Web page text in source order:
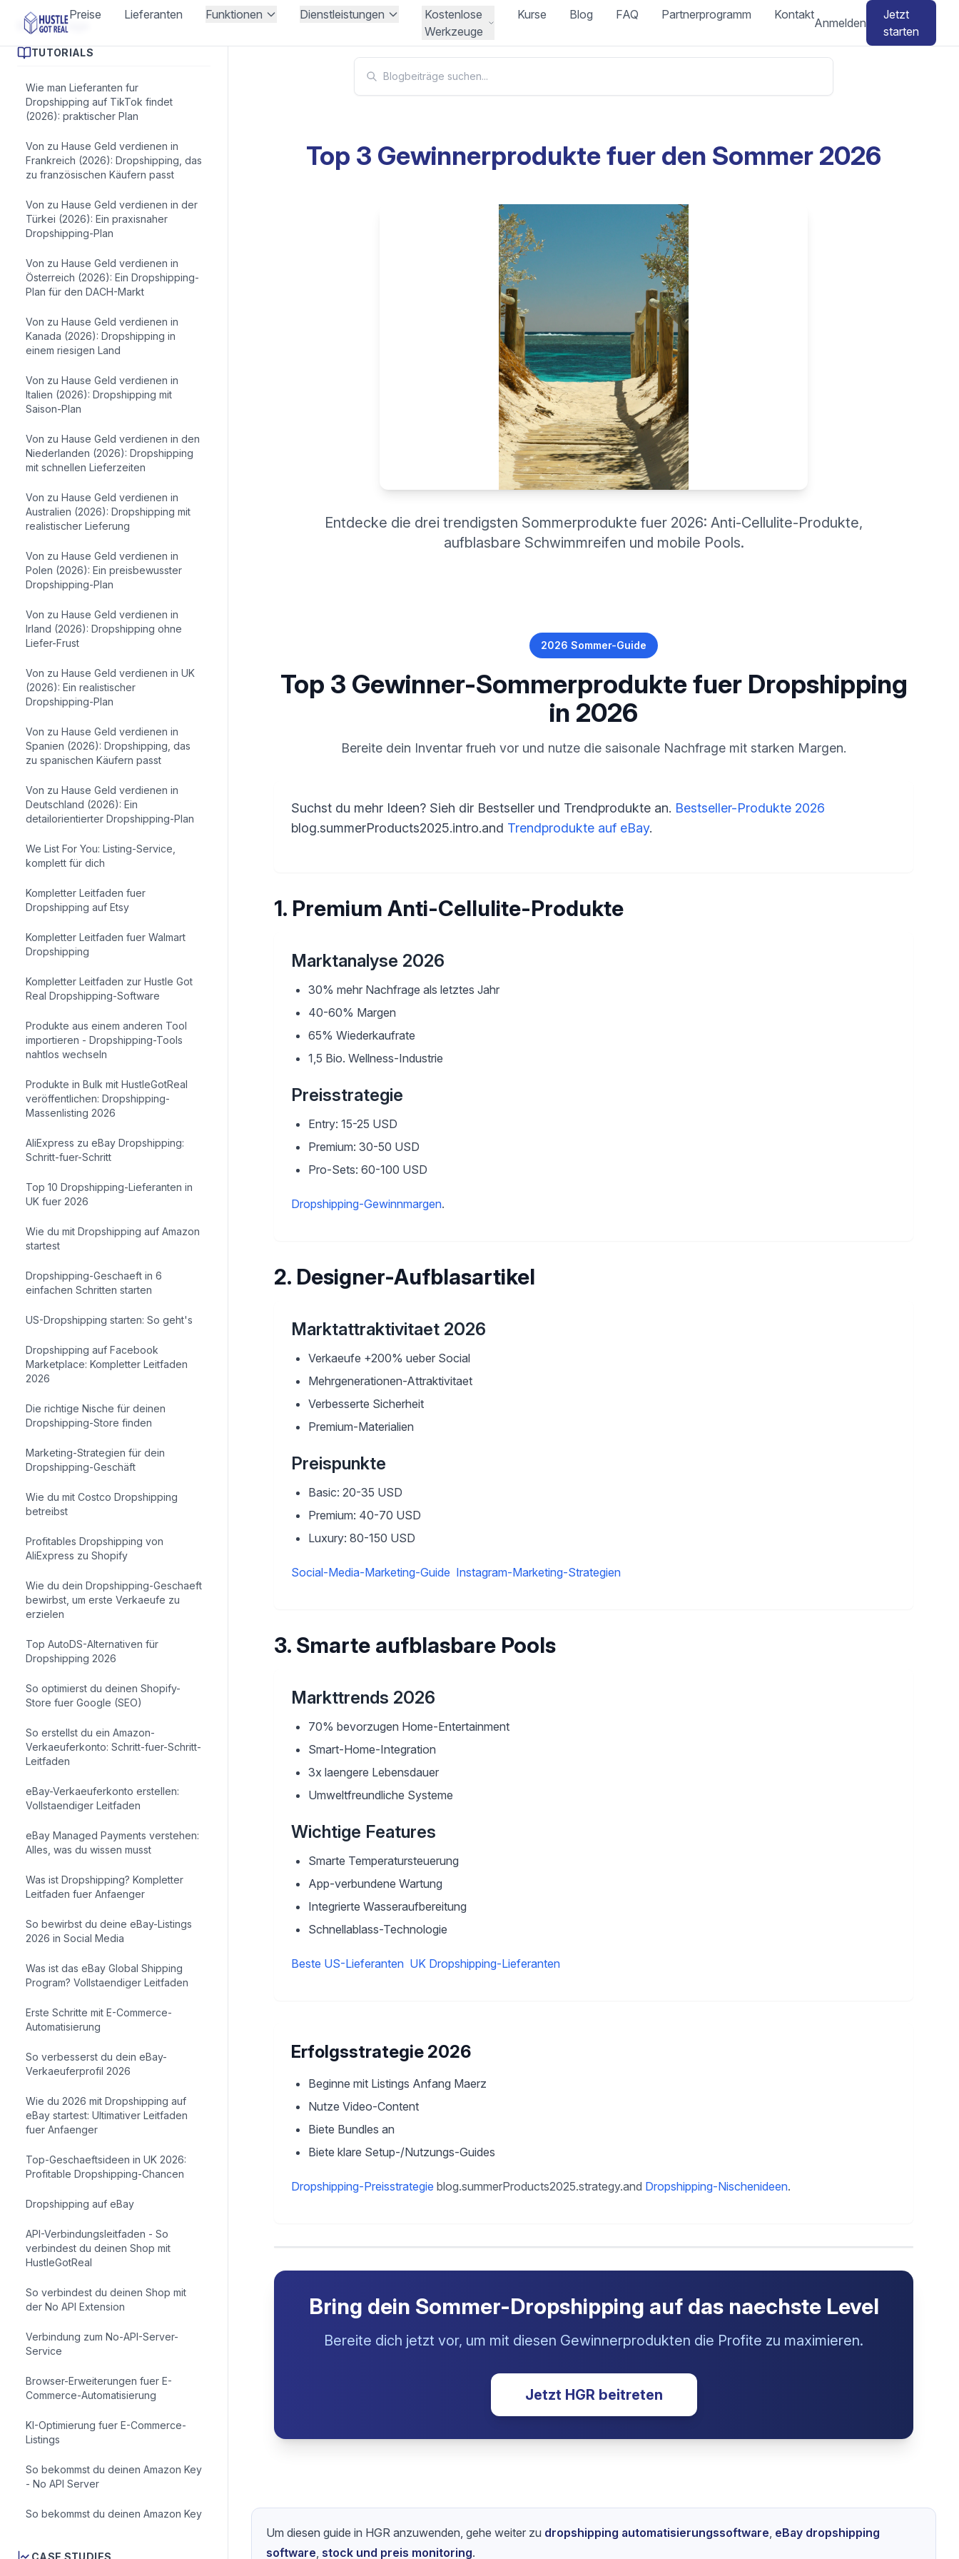
Preise Lieferanten Funktionen Dienstleistungen
Kostenlose
Werkzeuge
Kurse Blog FAQ Partnerprogramm Kontakt
Anmelden
Jetzt
starten
Blogbeiträge
TUTORIALS
Wie man Lieferanten fur
Dropshipping auf TikTok findet
(2026): praktischer Plan
Von zu Hause Geld verdienen in
Frankreich (2026): Dropshipping, das
zu französischen Käufern passt
Von zu Hause Geld verdienen in der
Türkei (2026): Ein praxisnaher
Dropshipping-Plan
Von zu Hause Geld verdienen in
Österreich (2026): Ein Dropshipping-
Plan für den DACH-Markt
Von zu Hause Geld verdienen in
Kanada (2026): Dropshipping in
einem riesigen Land
Von zu Hause Geld verdienen in
Italien (2026): Dropshipping mit
Saison-Plan
Von zu Hause Geld verdienen in den
Niederlanden (2026): Dropshipping
mit schnellen Lieferzeiten
Von zu Hause Geld verdienen in
Australien (2026): Dropshipping mit
realistischer Lieferung
Von zu Hause Geld verdienen in
Polen (2026): Ein preisbewusster
Dropshipping-Plan
Von zu Hause Geld verdienen in
Irland (2026): Dropshipping ohne
Liefer-Frust
Von zu Hause Geld verdienen in UK
(2026): Ein realistischer
Dropshipping-Plan
Von zu Hause Geld verdienen in
Spanien (2026): Dropshipping, das
zu spanischen Käufern passt
Von zu Hause Geld verdienen in
Deutschland (2026): Ein
detailorientierter Dropshipping-Plan
We List For You: Listing-Service,
komplett für dich
Kompletter Leitfaden fuer
Dropshipping auf Etsy
Kompletter Leitfaden fuer Walmart
Dropshipping
Kompletter Leitfaden zur Hustle Got
Real Dropshipping-Software
Produkte aus einem anderen Tool
importieren - Dropshipping-Tools
nahtlos wechseln
Produkte in Bulk mit HustleGotReal
veröffentlichen: Dropshipping-
Massenlisting 2026
AliExpress zu eBay Dropshipping:
Schritt-fuer-Schritt
Top 10 Dropshipping-Lieferanten in
UK fuer 2026
Wie du mit Dropshipping auf Amazon
startest
Dropshipping-Geschaeft in 6
einfachen Schritten starten
US-Dropshipping starten: So geht's
Dropshipping auf Facebook
Marketplace: Kompletter Leitfaden
2026
Die richtige Nische für deinen
Dropshipping-Store finden
Marketing-Strategien für dein
Dropshipping-Geschäft
Wie du mit Costco Dropshipping
betreibst
Profitables Dropshipping von
AliExpress zu Shopify
Wie du dein Dropshipping-Geschaeft
bewirbst, um erste Verkaeufe zu
erzielen
Top AutoDS-Alternativen für
Dropshipping 2026
So optimierst du deinen Shopify-
Store fuer Google (SEO)
So erstellst du ein Amazon-
Verkaeuferkonto: Schritt-fuer-Schritt-
Leitfaden
eBay-Verkaeuferkonto erstellen:
Vollstaendiger Leitfaden
eBay Managed Payments verstehen:
Alles, was du wissen musst
Was ist Dropshipping? Kompletter
Leitfaden fuer Anfaenger
So bewirbst du deine eBay-Listings
2026 in Social Media
Was ist das eBay Global Shipping
Program? Vollstaendiger Leitfaden
Erste Schritte mit E-Commerce-
Automatisierung
So verbesserst du dein eBay-
Verkaeuferprofil 2026
Wie du 2026 mit Dropshipping auf
eBay startest: Ultimativer Leitfaden
fuer Anfaenger
Top-Geschaeftsideen in UK 2026:
Profitable Dropshipping-Chancen
Dropshipping auf eBay
API-Verbindungsleitfaden - So
verbindest du deinen Shop mit
HustleGotReal
So verbindest du deinen Shop mit
der No API Extension
Verbindung zum No-API-Server-
Service
Browser-Erweiterungen fuer E-
Commerce-Automatisierung
KI-Optimierung fuer E-Commerce-
Listings
So bekommst du deinen Amazon Key
- No API Server
So bekommst du deinen Amazon Key
CASE STUDIES
Top 3 Gewinnerprodukte fuer den Sommer 2026
Entdecke die drei trendigsten Sommerprodukte fuer 2026: Anti-Cellulite-Produkte,
aufblasbare Schwimmreifen und mobile Pools.
2026 Sommer-Guide
Top 3 Gewinner-Sommerprodukte fuer Dropshipping
in 2026
Bereite dein Inventar frueh vor und nutze die saisonale Nachfrage mit starken Margen.
Suchst du mehr Ideen? Sieh dir Bestseller und Trendprodukte an. Bestseller-Produkte 2026
blog.summerProducts2025.intro.and Trendprodukte auf eBay.
1. Premium Anti-Cellulite-Produkte
Marktanalyse 2026
30% mehr Nachfrage als letztes Jahr
40-60% Margen
65% Wiederkaufrate
1,5 Bio. Wellness-Industrie
Preisstrategie
Entry: 15-25 USD
Premium: 30-50 USD
Pro-Sets: 60-100 USD
Dropshipping-Gewinnmargen.
2. Designer-Aufblasartikel
Marktattraktivitaet 2026
Verkaeufe +200% ueber Social
Mehrgenerationen-Attraktivitaet
Verbesserte Sicherheit
Premium-Materialien
Preispunkte
Basic: 20-35 USD
Premium: 40-70 USD
Luxury: 80-150 USD
Social-Media-Marketing-Guide Instagram-Marketing-Strategien
3. Smarte aufblasbare Pools
Markttrends 2026
70% bevorzugen Home-Entertainment
Smart-Home-Integration
3x laengere Lebensdauer
Umweltfreundliche Systeme
Wichtige Features
Smarte Temperatursteuerung
App-verbundene Wartung
Integrierte Wasseraufbereitung
Schnellablass-Technologie
Beste US-Lieferanten UK Dropshipping-Lieferanten
Erfolgsstrategie 2026
Beginne mit Listings Anfang Maerz
Nutze Video-Content
Biete Bundles an
Biete klare Setup-/Nutzungs-Guides
Dropshipping-Preisstrategie blog.summerProducts2025.strategy.and Dropshipping-Nischenideen.